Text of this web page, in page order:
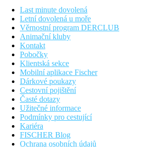
Last minute dovolená
Letní dovolená u moře
Věrnostní program DERCLUB
Animační kluby
Kontakt
Pobočky
Klientská sekce
Mobilní aplikace Fischer
Dárkové poukazy
Cestovní pojištění
Časté dotazy
Užitečné informace
Podmínky pro cestující
Kariéra
FISCHER Blog
Ochrana osobních údajů